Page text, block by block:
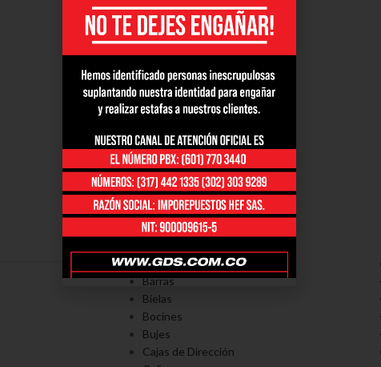
PORTAFOLÍO
Axiales
Barras
Bielas
Bocines
Bujes
Cajas de Dirección